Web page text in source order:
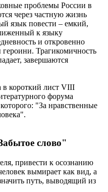
проблемы России в
через частную жизнь
язык повести – емкий,
к языку
и откровенно
Трагикомичность
завершаются
в короткий лист VIII
форума
"За нравственные
слово"
привести к осознанию
вымирает как вид, а
путь, выводящий из